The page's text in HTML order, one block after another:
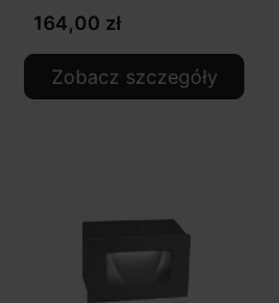
164,00 zł
Zobacz szczegóły